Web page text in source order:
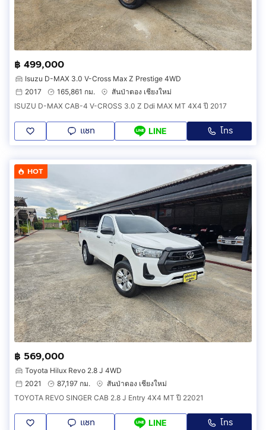
฿ 499,000
Isuzu D-MAX 3.0 V-Cross Max Z Prestige 4WD
2017
165,861 กม.
สันป่าตอง เชียงใหม่
ISUZU D-MAX CAB-4 V-CROSS 3.0 Z Ddi MAX MT 4X4 ปี 2017
แชท LINE โทร
HOT
฿ 569,000
Toyota Hilux Revo 2.8 J 4WD
2021
87,197 กม.
สันป่าตอง เชียงใหม่
TOYOTA REVO SINGER CAB 2.8 J Entry 4X4 MT ปี 22021
แชท LINE โทร